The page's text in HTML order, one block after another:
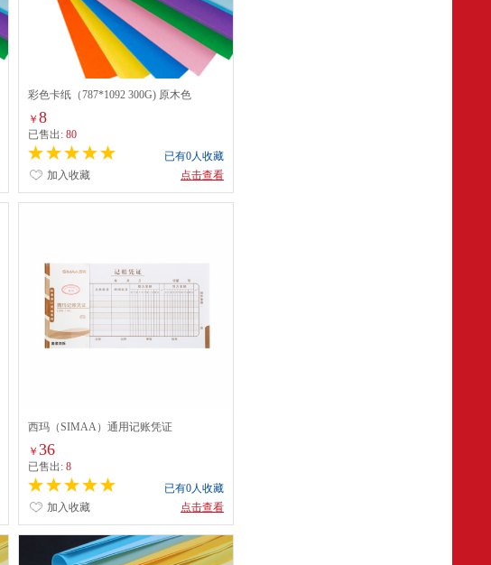
彩色卡纸（787*1092 300G) 原木色
￥ 8
已售出: 80
已有0人收藏
点击查看
加入收藏
西玛（SIMAA）通用记账凭证
￥ 36
已售出: 8
已有0人收藏
点击查看
加入收藏